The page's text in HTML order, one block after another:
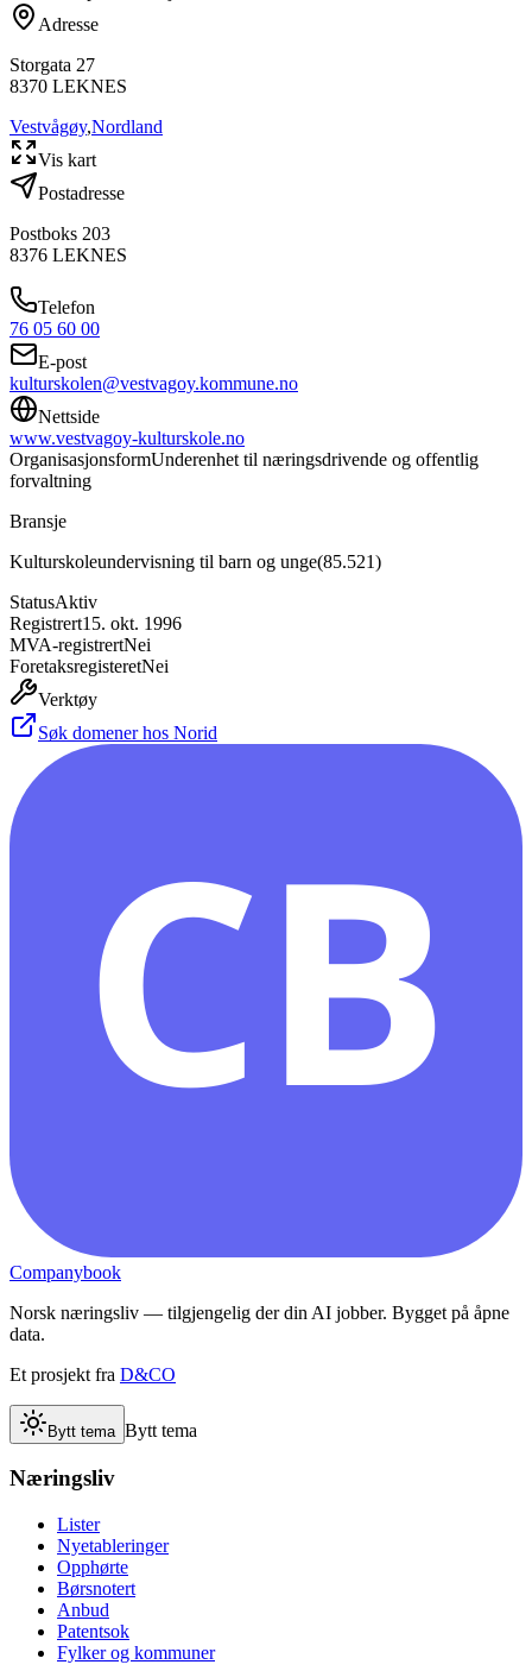
Adresse
Storgata 27
8370 LEKNES
Vestvågøy,Nordland
Vis kart
Postadresse
Postboks 203
8376 LEKNES
Telefon
76 05 60 00
E-post
kulturskolen@vestvagoy.kommune.no
Nettside
www.vestvagoy-kulturskole.no
OrganisasjonsformUnderenhet til næringsdrivende og offentlig
forvaltning
Bransje
Kulturskoleundervisning til barn og unge(85.521)
StatusAktiv
Registrert15. okt. 1996
MVA-registrertNei
ForetaksregisteretNei
Verktøy
Søk domener hos Norid
CB
Companybook
Norsk næringsliv — tilgjengelig der din AI jobber. Bygget på åpne
data.
Et prosjekt fra D&CO
Bytt tema Bytt tema
Næringsliv
Lister
Nyetableringer
Opphørte
Børsnotert
Anbud
Patentsok
Fylker og kommuner